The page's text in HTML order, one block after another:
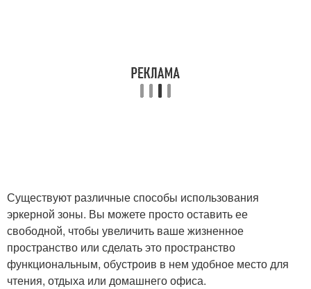
Существуют различные способы использования
эркерной зоны. Вы можете просто оставить ее
свободной, чтобы увеличить ваше жизненное
пространство или сделать это пространство
функциональным, обустроив в нем удобное место для
чтения, отдыха или домашнего офиса.